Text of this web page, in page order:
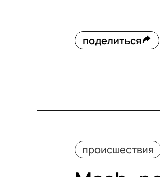
поделиться
происшествия